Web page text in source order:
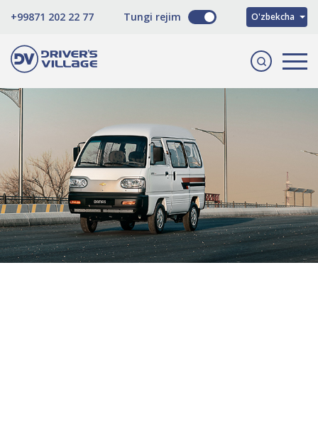
+99871 202 22 77 Tungi rejim O'zbekcha
Русский